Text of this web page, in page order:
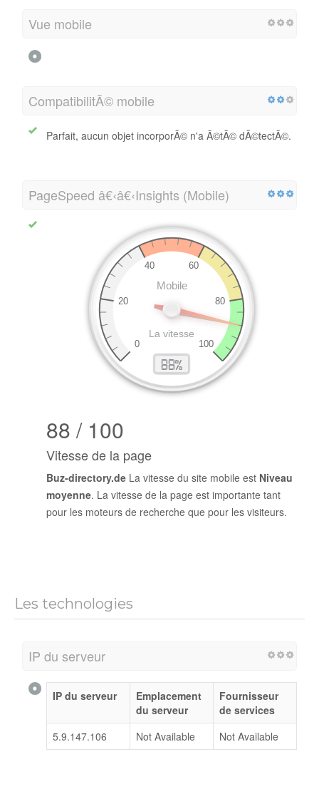
Vue mobile
CompatibilitÃ© mobile
Parfait, aucun objet incorporÃ© n'a Ã©tÃ© dÃ©tectÃ©.
PageSpeed â€‹â€‹Insights (Mobile)
88 / 100
Vitesse de la page
Buz-directory.de La vitesse du site mobile est Niveau
moyenne. La vitesse de la page est importante tant
pour les moteurs de recherche que pour les visiteurs.
Les technologies
IP du serveur
IP du serveur
Emplacement
du serveur
Fournisseur
de services
5.9.147.106
Not Available Not Available